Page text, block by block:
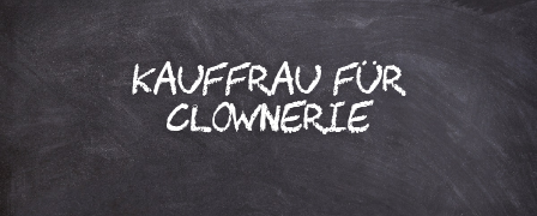
Kauffrau für
Clownerie